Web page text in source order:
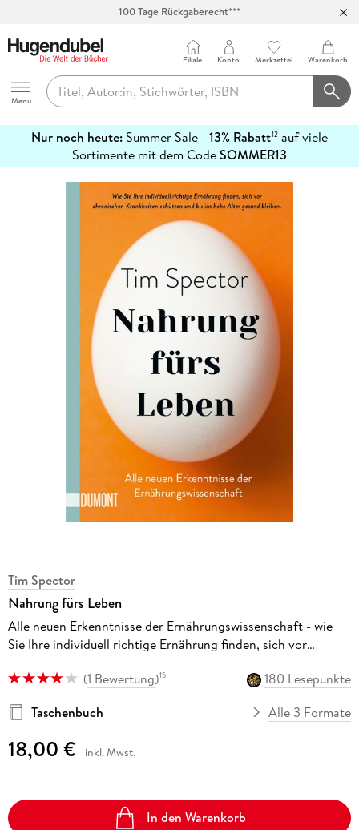
100 Tage Rückgaberecht***
Hugendubel
Menu
Filiale Konto Merkzettel Warenkorb
Nur noch heute: Summer Sale - 13% Rabatt12 auf viele
Sortimente mit dem CodeSOMMER13
erfahren
Tim Spector
Nahrung fürs Leben
Alle neuen Erkenntnisse der Ernährungswissenschaft - wie
Sie Ihre individuell richtige Ernährung finden, sich vor
gesund bleiben
(1 Bewertung)15
180 Lesepunkte
Taschenbuch
Alle 3 Formate
18,00 € inkl. Mwst.
In den Warenkorb